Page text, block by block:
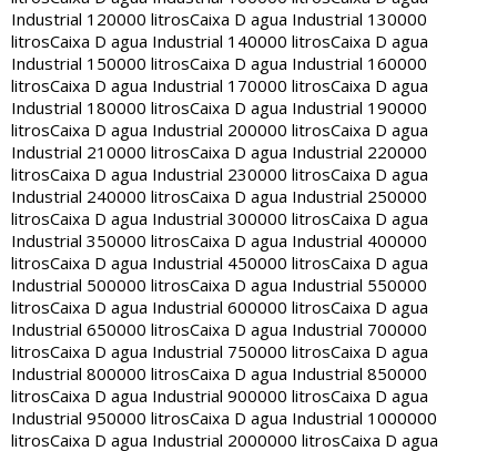
Industrial 120000 litrosCaixa D agua Industrial 130000
litrosCaixa D agua Industrial 140000 litrosCaixa D agua
Industrial 150000 litrosCaixa D agua Industrial 160000
litrosCaixa D agua Industrial 170000 litrosCaixa D agua
Industrial 180000 litrosCaixa D agua Industrial 190000
litrosCaixa D agua Industrial 200000 litrosCaixa D agua
Industrial 210000 litrosCaixa D agua Industrial 220000
litrosCaixa D agua Industrial 230000 litrosCaixa D agua
Industrial 240000 litrosCaixa D agua Industrial 250000
litrosCaixa D agua Industrial 300000 litrosCaixa D agua
Industrial 350000 litrosCaixa D agua Industrial 400000
litrosCaixa D agua Industrial 450000 litrosCaixa D agua
Industrial 500000 litrosCaixa D agua Industrial 550000
litrosCaixa D agua Industrial 600000 litrosCaixa D agua
Industrial 650000 litrosCaixa D agua Industrial 700000
litrosCaixa D agua Industrial 750000 litrosCaixa D agua
Industrial 800000 litrosCaixa D agua Industrial 850000
litrosCaixa D agua Industrial 900000 litrosCaixa D agua
Industrial 950000 litrosCaixa D agua Industrial 1000000
litrosCaixa D agua Industrial 2000000 litrosCaixa D agua